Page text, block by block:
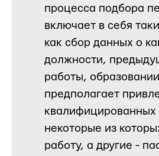
процесса подбора
включает в себя
как сбор данных о
должности,
работы,
предполагает
квалифицированных
некоторые из
работу, а другие -